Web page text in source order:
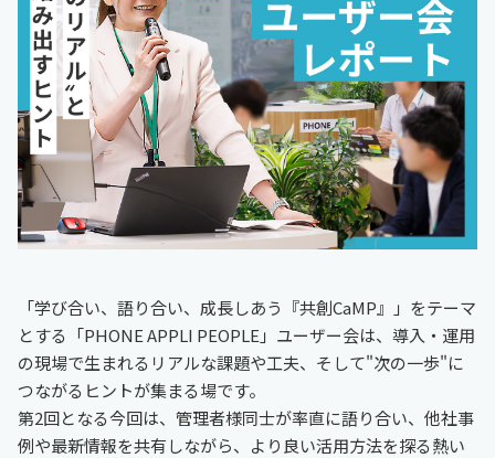
「学び合い、語り合い、成長しあう『共創CaMP』」をテーマ
とする「PHONE APPLI PEOPLE」ユーザー会は、導入・運用
の現場で生まれるリアルな課題や工夫、そして"次の一歩"に
つながるヒントが集まる場です。
第2回となる今回は、管理者様同士が率直に語り合い、他社事
例や最新情報を共有しながら、より良い活用方法を探る熱い